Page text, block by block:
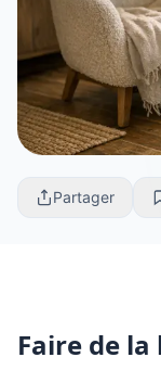
Partager
Faire de